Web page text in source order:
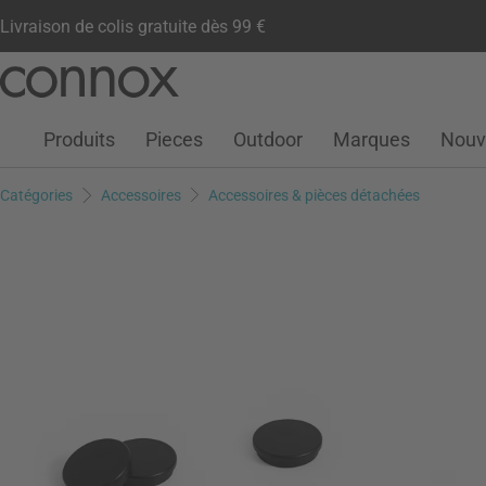
Livraison de colis gratuite dès 99 €
contenu
Compte clientListe de souhaits
Warenkorb
Produits Pieces Outdoor Marques
Catégories Accessoires Accessoires & pièces détachées